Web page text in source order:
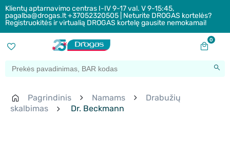
Klientų aptarnavimo centras I-IV 9-17 val. V 9-15:45,
pagalba@drogas.lt +37052320505 | Neturite DROGAS kortelės?
Registruokitės ir virtualią DROGAS kortelę gausite nemokamai!
0
Pagrindinis Namams
Drabužių
skalbimas
Dr. Beckmann